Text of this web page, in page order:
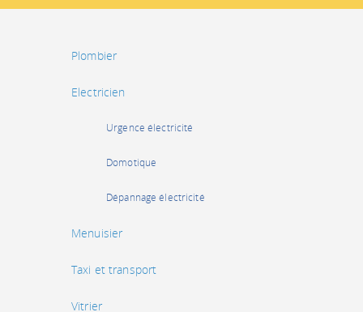
Plombier
Electricien
Urgence électricité
Domotique
Dépannage électricité
Menuisier
Taxi et transport
Vitrier